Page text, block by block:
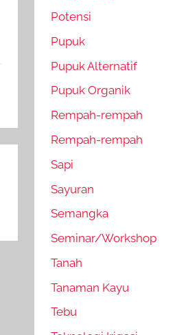
Potensi
Pupuk
Pupuk Alternatif
Pupuk Organik
Rempah-rempah
Rempah-rempah
Sapi
Sayuran
Semangka
Seminar/Workshop
Tanah
Tanaman Kayu
Tebu